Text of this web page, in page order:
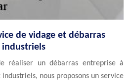
de vidage et débarras
industriels
réaliser un débarras entreprise à
nous proposons un service